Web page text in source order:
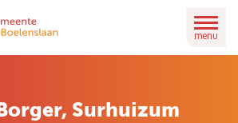
menu
Surhuizum